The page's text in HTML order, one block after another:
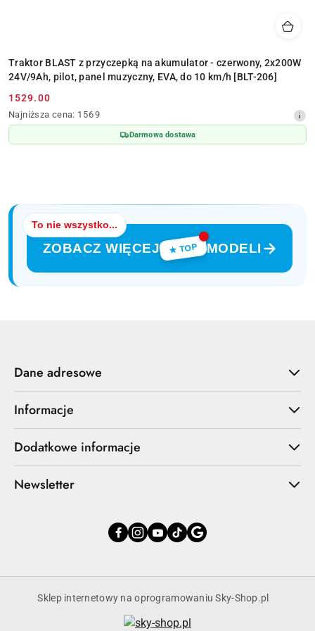
Traktor BLAST z przyczepką na akumulator - czerwony, 2x200W
24V/9Ah, pilot, panel muzyczny, EVA, do 10 km/h [BLT-206]
Cena
promocyjna:
1529.00
Najniższa
cena
z
Najniższa cena: 1569
Darmowa dostawa
To nie wszystko...
ZOBACZ WIĘCEJ ★ TOP MODELI
Dane adresowe
Informacje
Dodatkowe informacje
Newsletter
Sklep internetowy na oprogramowaniu Sky-Shop.pl